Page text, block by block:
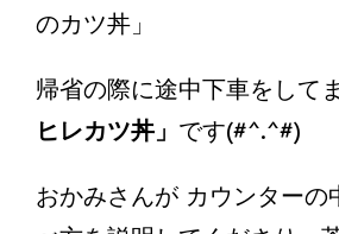
のカツ丼」
帰省の際に途中下車をして
ヒレカツ丼」 です(#^.^#)
おかみさんが カウンターの